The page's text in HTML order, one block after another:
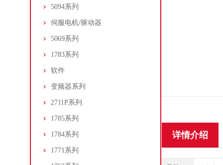
5094系列
伺服电机/驱动器
5069系列
1783系列
软件
变频器系列
2711P系列
1785系列
1784系列
1771系列
详情介绍